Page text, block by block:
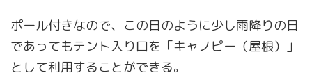
ポール付きなので、この日のように少し雨降りの日
であってもテント入り口を「キャノピー（屋根）」
として利用することができる。